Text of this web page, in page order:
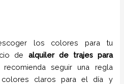
los colores para tu
de alquiler de trajes para
seguir una regla
claros para el día y